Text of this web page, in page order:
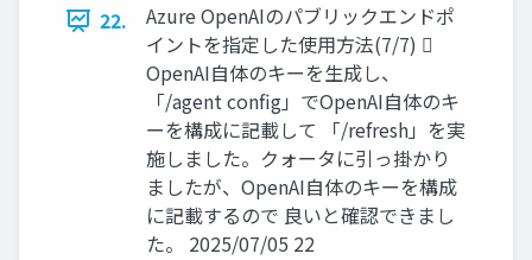
22.
Azure OpenAIのパブリックエンドポ
イントを指定した使用方法(7/7) 
OpenAI自体のキーを生成し、
「/agent config」でOpenAI自体のキ
ーを構成に記載して 「/refresh」を実
施しました。クォータに引っ掛かり
ましたが、OpenAI自体のキーを構成
に記載するので 良いと確認できまし
た。 2025/07/05 22